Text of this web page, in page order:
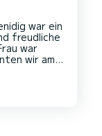
war ein
freudliche
war
wir am